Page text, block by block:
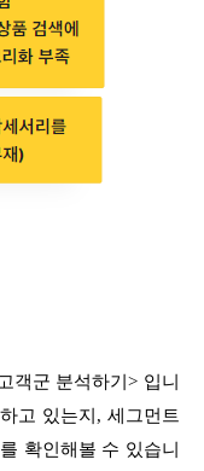
객군 분석하기> 입니
고 있는지, 세그먼트
확인해볼 수 있습니